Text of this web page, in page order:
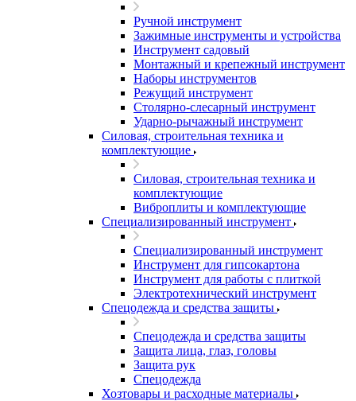
Ручной инструмент
Зажимные инструменты и устройства
Инструмент садовый
Монтажный и крепежный инструмент
Наборы инструментов
Режущий инструмент
Столярно-слесарный инструмент
Ударно-рычажный инструмент
Силовая, строительная техника и
комплектующие
Силовая, строительная техника и
комплектующие
Виброплиты и комплектующие
Специализированный инструмент
Специализированный инструмент
Инструмент для гипсокартона
Инструмент для работы с плиткой
Электротехнический инструмент
Спецодежда и средства защиты
Спецодежда и средства защиты
Защита лица, глаз, головы
Защита рук
Спецодежда
Хозтовары и расходные материалы